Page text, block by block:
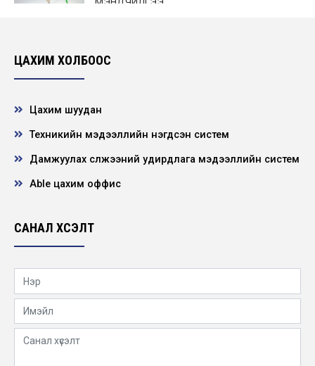
МЭНДЧИЛГЭЭ
ЦАХИМ ХОЛБООС
Цахим шуудан
Техникийн мэдээллийн нэгдсэн систем
Дамжуулах сүлжээний удирдлага мэдээллийн систем
Able цахим оффис
САНАЛ ХҮСЭЛТ